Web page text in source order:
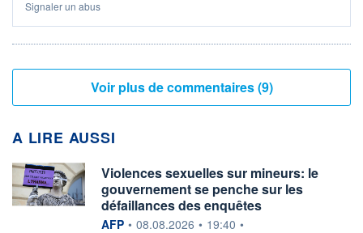
Signaler un abus
Voir plus de commentaires (9)
A LIRE AUSSI
Violences sexuelles sur mineurs: le
gouvernement se penche sur les
défaillances des enquêtes
information fournie par
AFP • 08.08.2026 • 19:40 •